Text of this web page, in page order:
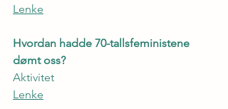
Lenke
Hvordan hadde 70-tallsfeministene
dømt oss?
Aktivitet
Lenke